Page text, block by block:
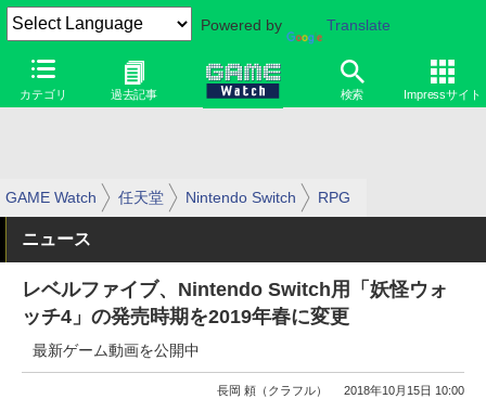
Powered by Translate
カテゴリ 過去記事 検索 Impressサイト
GAME Watch 任天堂 Nintendo Switch RPG
ニュース
レベルファイブ、Nintendo Switch用「妖怪ウォ
ッチ4」の発売時期を2019年春に変更
最新ゲーム動画を公開中
長岡 頼（クラフル） 2018年10月15日 10:00